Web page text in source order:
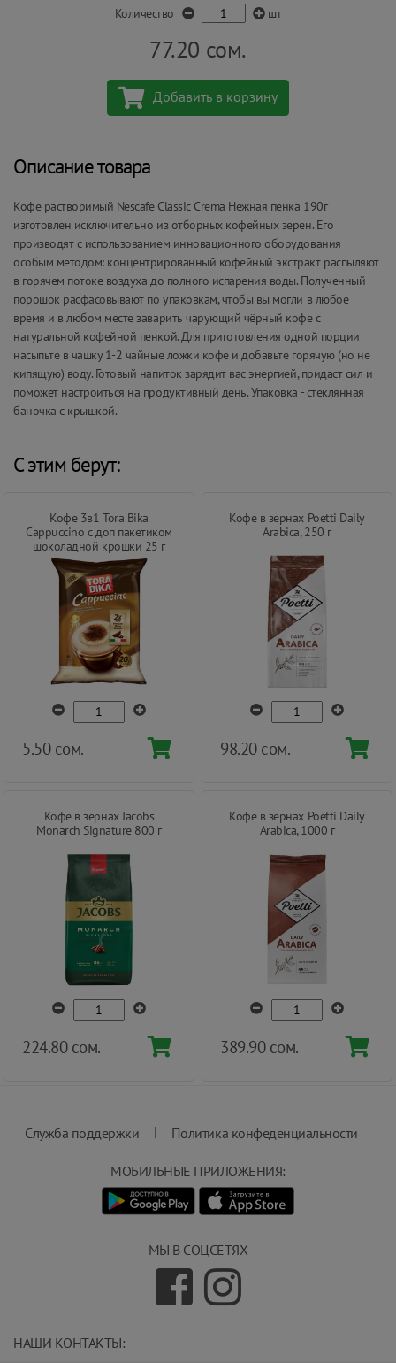
Количество шт
77.20 сом.
Добавить в корзину
Описание товара
Кофе растворимый Nescafe Classic Crema Нежная пенка 190г
изготовлен исключительно из отборных кофейных зерен. Его
производят с использованием инновационного оборудования
особым методом: концентрированный кофейный экстракт распыляют
в горячем потоке воздуха до полного испарения воды. Полученный
порошок расфасовывают по упаковкам, чтобы вы могли в любое
время и в любом месте заварить чарующий чёрный кофе с
натуральной кофейной пенкой. Для приготовления одной порции
насыпьте в чашку 1-2 чайные ложки кофе и добавьте горячую (но не
кипящую) воду. Готовый напиток зарядит вас энергией, придаст сил и
поможет настроиться на продуктивный день. Упаковка - стеклянная
баночка с крышкой.
С этим берут:
Кофе 3в1 Tora Bika
Cappuccino с доп пакетиком
шоколадной крошки 25 г
5.50 сом.
Кофе в зернах Poetti Daily
Arabica, 250 г
98.20 сом.
Кофе в зернах Jacobs
Monarch Signature 800 г
224.80 сом.
Кофе в зернах Poetti Daily
Arabica, 1000 г
389.90 сом.
Служба поддержки | Политика конфеденциальности
МЫ В СОЦСЕТЯХ
НАШИ КОНТАКТЫ:
МОБИЛЬНЫЕ ПРИЛОЖЕНИЯ: